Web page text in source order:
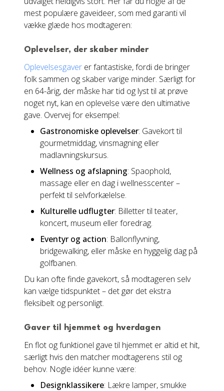
mest populære gaveideer, som med garanti vil
vække glæde hos modtageren:
Oplevelser, der skaber minder
Oplevelsesgaver er fantastiske, fordi de bringer
folk sammen og skaber varige minder. Særligt for
en 64-årig, der måske har tid og lyst til at prøve
noget nyt, kan en oplevelse være den ultimative
gave. Overvej for eksempel:
Gastronomiske oplevelser: Gavekort til
gourmetmiddag, vinsmagning eller
madlavningskursus.
Wellness og afslapning: Spaophold,
massage eller en dag i wellnesscenter –
perfekt til selvforkælelse.
Kulturelle udflugter: Billetter til teater,
koncert, museum eller foredrag.
Eventyr og action: Ballonflyvning,
bridgewalking, eller måske en hyggelig dag på
golfbanen.
Du kan ofte finde gavekort, så modtageren selv
kan vælge tidspunktet – det gør det ekstra
fleksibelt og personligt.
Gaver til hjemmet og hverdagen
En flot og funktionel gave til hjemmet er altid et hit,
særligt hvis den matcher modtagerens stil og
behov. Nogle idéer kunne være:
Designklassikere: Lækre lamper, smukke